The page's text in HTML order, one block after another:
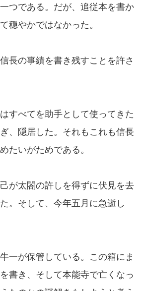
つである。だが、追従本を書か
穏やかではなかった。
長の事績を書き残すことを許さ
すべてを助手として使ってきた
、隠居した。それもこれも信長
たいがためである。
が太閤の許しを得ずに伏見を去
。そして、今年五月に急逝し
一が保管している。この箱にま
書き、そして本能寺で亡くなっ